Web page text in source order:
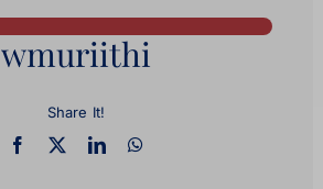
wmuriithi
Share It!